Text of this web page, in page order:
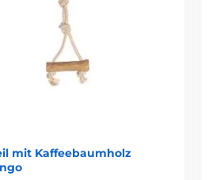
mit Kaffeebaumholz